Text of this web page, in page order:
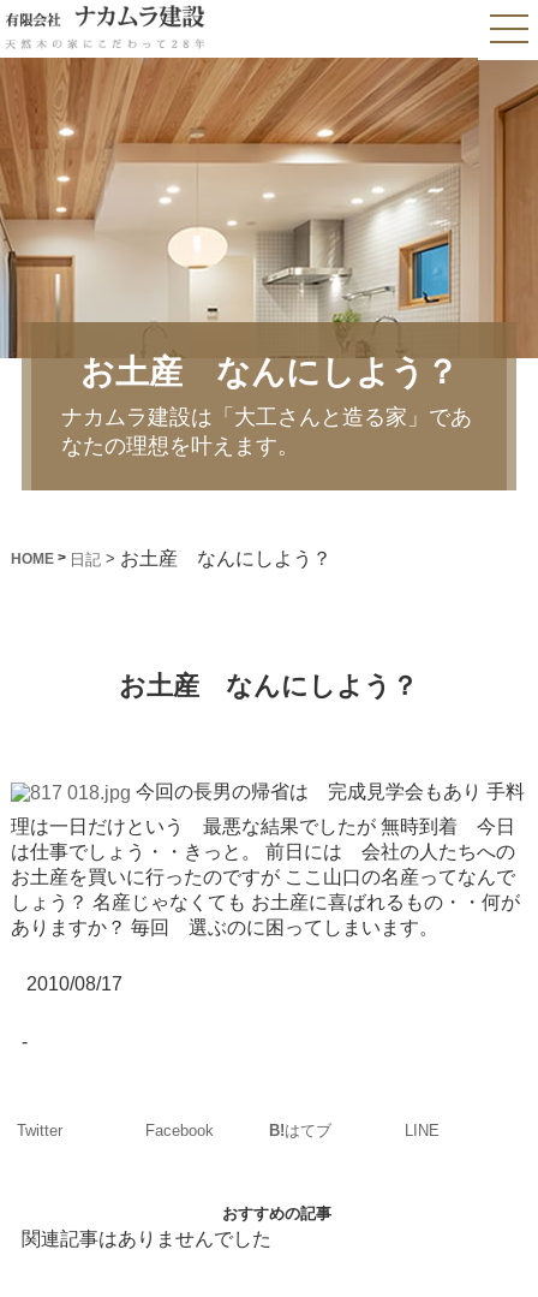
お土産 なんにしよう？
ナカムラ建設は「大工さんと造る家」であ
なたの理想を叶えます。
HOME> 日記 > お土産 なんにしよう？
お土産 なんにしよう？
今回の長男の帰省は 完成見学会もあり 手料
理は一日だけという 最悪な結果でしたが無時到着 今日
は仕事でしょう・・きっと。
前日には 会社の人たちへの
お土産を買いに行ったのですがここ山口の名産ってなんで
しょう？ 名産じゃなくても お土産に喜ばれるもの・・何が
ありますか？ 毎回 選ぶのに困ってしまいます。
2010/08/17
-
Twitter Facebook B!はてブ LINE
おすすめの記事
関連記事はありませんでした